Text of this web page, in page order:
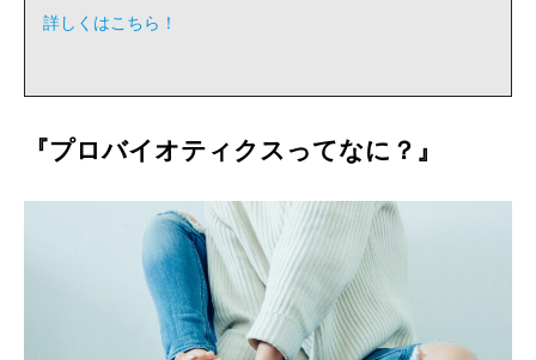
詳しくはこちら！
『プロバイオティクスってなに？』